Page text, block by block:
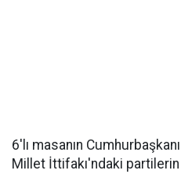
6'lı masanın
Millet İttifakı'ndaki partilerin